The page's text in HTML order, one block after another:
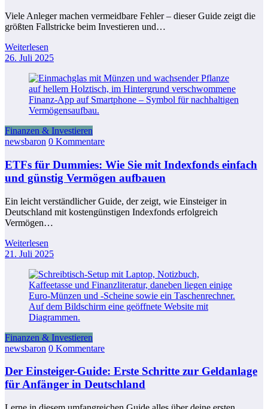
Viele Anleger machen vermeidbare Fehler – dieser Guide zeigt die
größten Fallstricke beim Investieren und…
Weiterlesen
26. Juli 2025
Finanzen & Investieren
newsbaron 0 Kommentare
ETFs für Dummies: Wie Sie mit Indexfonds einfach
und günstig Vermögen aufbauen
Ein leicht verständlicher Guide, der zeigt, wie Einsteiger in
Deutschland mit kostengünstigen Indexfonds erfolgreich
Vermögen…
Weiterlesen
21. Juli 2025
Finanzen & Investieren
newsbaron 0 Kommentare
Der Einsteiger-Guide: Erste Schritte zur Geldanlage
für Anfänger in Deutschland